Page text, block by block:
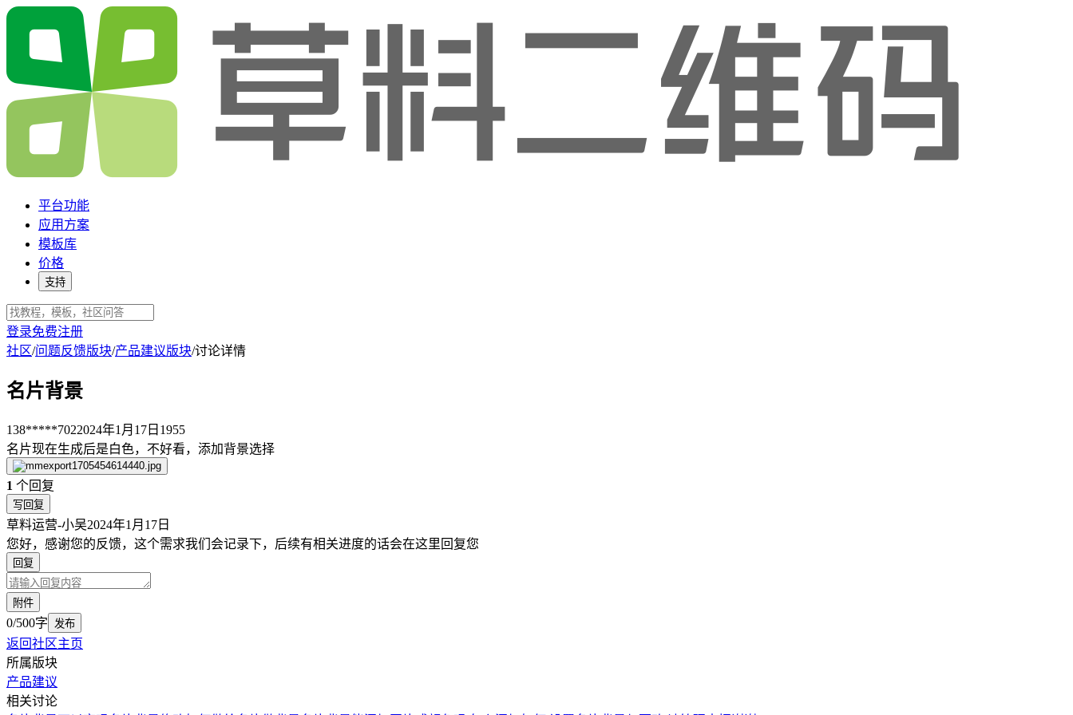
平台功能
应用方案
模板库
价格
支持
登录免费注册
社区/问题反馈版块/产品建议版块/讨论详情
名片背景
138*****7022024年1月17日 1955
名片现在生成后是白色，不好看，添加背景选择
1 个回复
写回复
草料运营-小吴2024年1月17日
您好，感谢您的反馈，这个需求我们会记录下，后续有相关进度的话会在这里回复您
回复
附件
0/500字 发布
返回社区主页
所属版块
产品建议
相关讨论